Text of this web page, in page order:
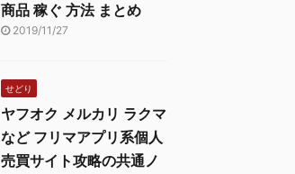
商品 稼ぐ 方法 まとめ
2019/11/27
せどり
ヤフオク メルカリ ラクマ
など フリマアプリ系個人
売買サイト攻略の共通ノ